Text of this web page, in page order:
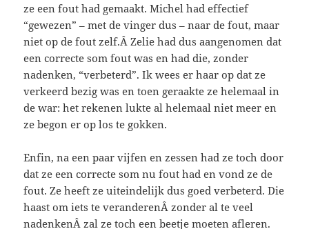
ze een fout had gemaakt. Michel had effectief
“gewezen” – met de vinger dus – naar de fout, maar
niet op de fout zelf.Â Zelie had dus aangenomen dat
een correcte som fout was en had die, zonder
nadenken, “verbeterd”. Ik wees er haar op dat ze
verkeerd bezig was en toen geraakte ze helemaal in
de war: het rekenen lukte al helemaal niet meer en
ze begon er op los te gokken.
Enfin, na een paar vijfen en zessen had ze toch door
dat ze een correcte som nu fout had en vond ze de
fout. Ze heeft ze uiteindelijk dus goed verbeterd. Die
haast om iets te veranderenÂ zonder al te veel
nadenkenÂ zal ze toch een beetje moeten afleren.